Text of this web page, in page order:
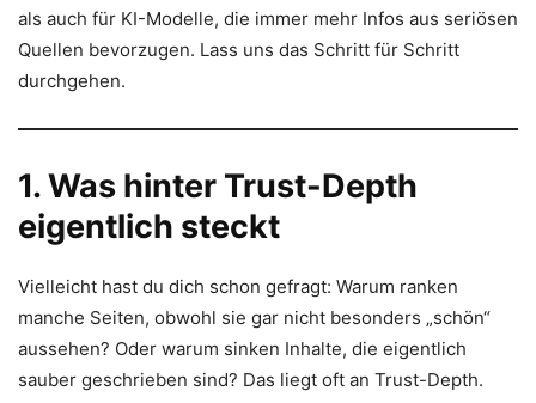
als auch für KI-Modelle, die immer mehr Infos aus seriösen
Quellen bevorzugen. Lass uns das Schritt für Schritt
durchgehen.
1. Was hinter Trust-Depth
eigentlich steckt
Vielleicht hast du dich schon gefragt: Warum ranken
manche Seiten, obwohl sie gar nicht besonders „schön“
aussehen? Oder warum sinken Inhalte, die eigentlich
sauber geschrieben sind? Das liegt oft an Trust-Depth.